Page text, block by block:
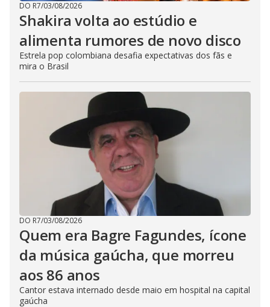
DO R7/03/08/2026
Shakira volta ao estúdio e
alimenta rumores de novo disco
Estrela pop colombiana desafia expectativas dos fãs e
mira o Brasil
DO R7/03/08/2026
Quem era Bagre Fagundes, ícone
da música gaúcha, que morreu
aos 86 anos
Cantor estava internado desde maio em hospital na capital
gaúcha